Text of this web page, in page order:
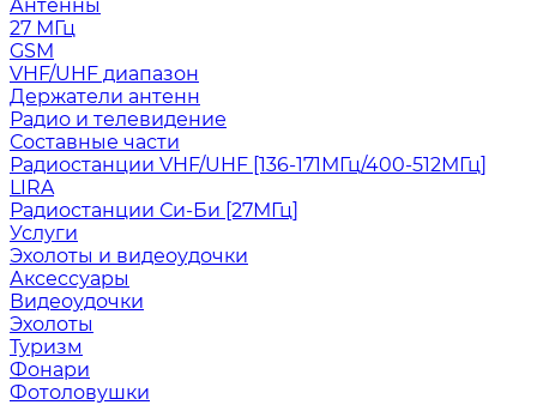
Антенны
27 МГц
GSM
VHF/UHF диапазон
Держатели антенн
Радио и телевидение
Составные части
Радиостанции VHF/UHF [136-171МГц/400-512МГц]
LIRA
Радиостанции Си-Би [27МГц]
Услуги
Эхолоты и видеоудочки
Аксессуары
Видеоудочки
Эхолоты
Туризм
Фонари
Фотоловушки